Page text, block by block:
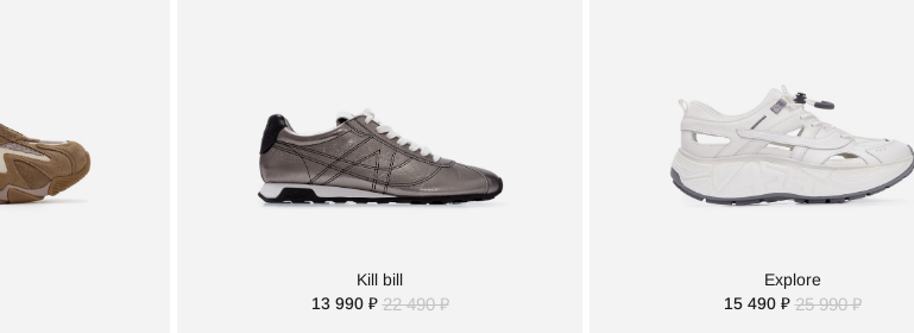
Kill bill
13 990 ₽ 22 490 ₽
Explore
15 490 ₽ 25 990 ₽